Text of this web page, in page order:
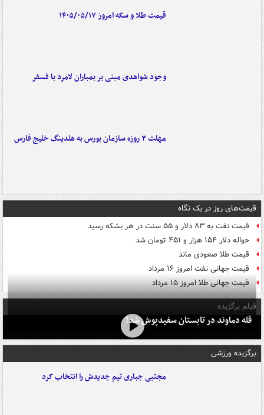
قیمت طلا و سکه امروز ۱۴۰۵/۰۵/۱۷
وجود شواهدی مبنی بر بمباران لامرد با فسفر
مهلت ۳ روزه سازمان بورس به هلدینگ خلیج فارس
قیمت‌های روز در یک نگاه
قیمت نفت به ۸۳ دلار و ۵۵ سنت در هر بشکه رسید
حواله دلار ۱۵۴ هزار و ۴۵۱ تومان شد
قیمت طلا صعودی ماند
قیمت جهانی نفت امروز ۱۶ مرداد
قیمت جهانی طلا امروز ۱۵ مرداد
فیلم برگزیده
قله دماوند در تابستان سفیدپوش شد!
برگزیده ورزشی
مجتبی جباری تیم جدیدش را انتخاب کرد